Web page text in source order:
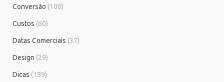
Conversão (100)
Custos (60)
Datas Comerciais (37)
Design (29)
Dicas (189)